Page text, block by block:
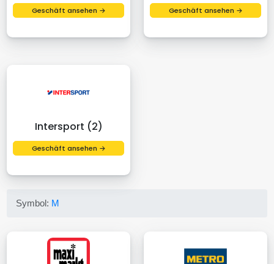
Geschäft ansehen → Geschäft ansehen →
Intersport (2)
Geschäft ansehen →
Symbol: M